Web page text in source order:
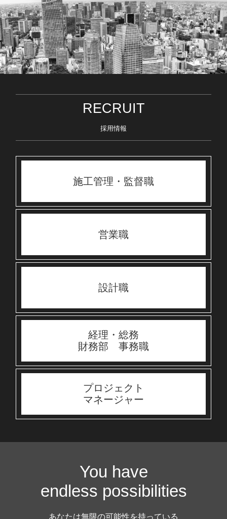
RECRUIT
採用情報
施工管理・監督職
営業職
設計職
経理・総務
財務部 事務職
プロジェクト
マネージャー
You have
endless possibilities
あなたは無限の可能性を持っている